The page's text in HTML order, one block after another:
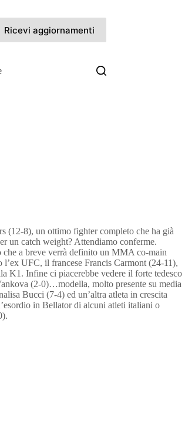
Ricevi aggiornamenti
(12-8), un ottimo fighter completo che ha già
un catch weight? Attendiamo conferme.
che a breve verrà definito un MMA co-main
UFC, il francese Francis Carmont (24-11),
K1. Infine ci piacerebbe vedere il forte tedesco
(2-0)…modella, molto presente su media
Bucci (7-4) ed un’altra atleta in crescita
in Bellator di alcuni atleti italiani o